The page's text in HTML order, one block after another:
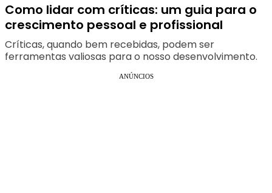
Como lidar com críticas: um guia para o
crescimento pessoal e profissional
Críticas, quando bem recebidas, podem ser
ferramentas valiosas para o nosso desenvolvimento.
ANÚNCIOS